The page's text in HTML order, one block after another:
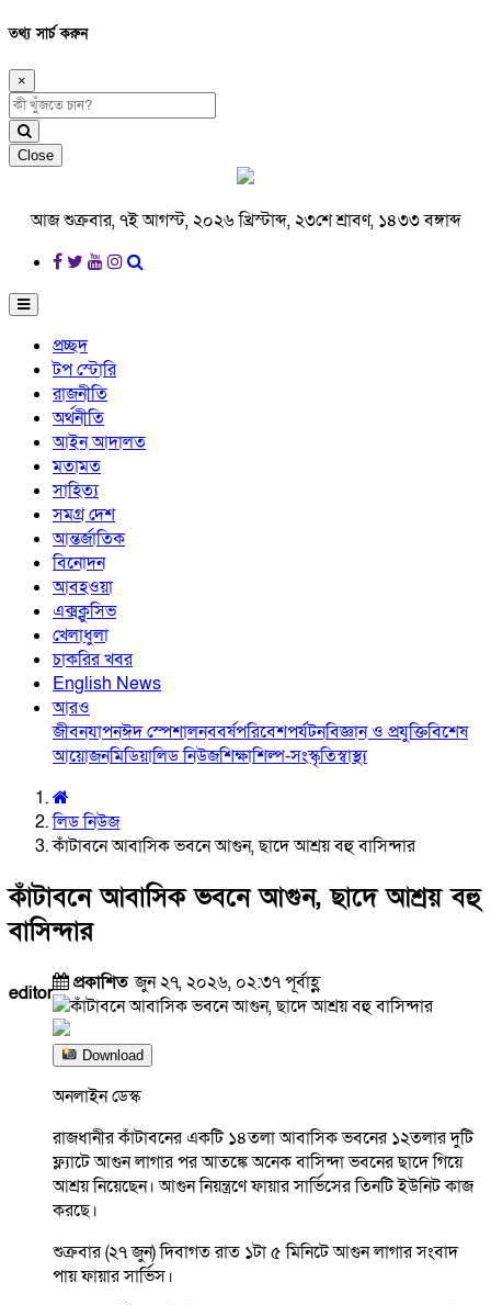
তথ্য সার্চ করুন
×
Close
আজ শুক্রবার, ৭ই আগস্ট, ২০২৬ খ্রিস্টাব্দ, ২৩শে শ্রাবণ, ১৪৩৩ বঙ্গাব্দ
প্রচ্ছদ
টপ স্টোরি
রাজনীতি
অর্থনীতি
আইন আদালত
মতামত
সাহিত্য
সমগ্র দেশ
আন্তর্জাতিক
বিনোদন
আবহওয়া
এক্সক্লুসিভ
খেলাধুলা
চাকরির খবর
English News
আরও
জীবনযাপনঈদ স্পেশালনববর্ষপরিবেশপর্যটনবিজ্ঞান ও প্রযুক্তিবিশেষ
আয়োজনমিডিয়ালিড নিউজশিক্ষাশিল্প-সংস্কৃতিস্বাস্থ্য
লিড নিউজ
কাঁটাবনে আবাসিক ভবনে আগুন, ছাদে আশ্রয় বহু বাসিন্দার
কাঁটাবনে আবাসিক ভবনে আগুন, ছাদে আশ্রয় বহু
বাসিন্দার
editor প্রকাশিতজুন ২৭, ২০২৬, ০২:৩৭ পূর্বাহ্ণ
Download
অনলাইন ডেস্ক
রাজধানীর কাঁটাবনের একটি ১৪তলা আবাসিক ভবনের ১২তলার দুটি
ফ্ল্যাটে আগুন লাগার পর আতঙ্কে অনেক বাসিন্দা ভবনের ছাদে গিয়ে
আশ্রয় নিয়েছেন। আগুন নিয়ন্ত্রণে ফায়ার সার্ভিসের তিনটি ইউনিট কাজ
করছে।
শুক্রবার (২৭ জুন) দিবাগত রাত ১টা ৫ মিনিটে আগুন লাগার সংবাদ
পায় ফায়ার সার্ভিস।